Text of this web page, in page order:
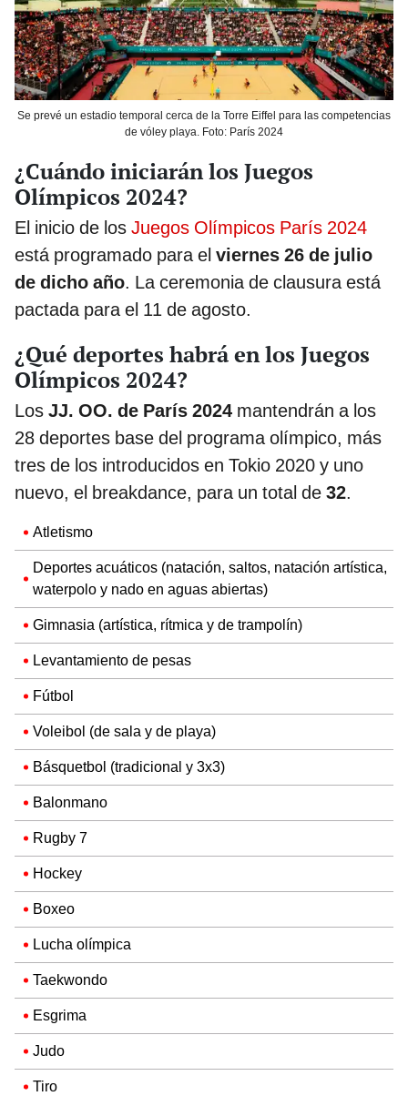
Se prevé un estadio temporal cerca de la Torre Eiffel para las competencias
de vóley playa. Foto: París 2024
¿Cuándo iniciarán los Juegos
Olímpicos 2024?
El inicio de los Juegos Olímpicos París 2024
está programado para el viernes 26 de julio
de dicho año. La ceremonia de clausura está
pactada para el 11 de agosto.
¿Qué deportes habrá en los Juegos
Olímpicos 2024?
Los JJ. OO. de París 2024 mantendrán a los
28 deportes base del programa olímpico, más
tres de los introducidos en Tokio 2020 y uno
nuevo, el breakdance, para un total de 32.
Atletismo
Deportes acuáticos (natación, saltos, natación artística,
waterpolo y nado en aguas abiertas)
Gimnasia (artística, rítmica y de trampolín)
Levantamiento de pesas
Fútbol
Voleibol (de sala y de playa)
Básquetbol (tradicional y 3x3)
Balonmano
Rugby 7
Hockey
Boxeo
Lucha olímpica
Taekwondo
Esgrima
Judo
Tiro